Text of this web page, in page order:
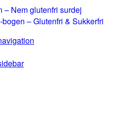
– Nem glutenfri surdej
– Glutenfri & Sukkerfri